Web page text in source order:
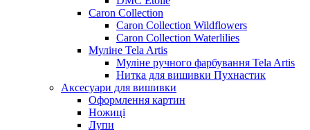
Caron Collection
Caron Collection Wildflowers
Caron Collection Waterlilies
Муліне Tela Artis
Муліне ручного фарбування Tela Artis
Нитка для вишивки Пухнастик
Аксесуари для вишивки
Оформлення картин
Ножиці
Лупи